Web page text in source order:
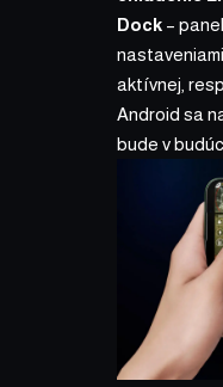
Dock –
aktívnej,
Android sa
bude v